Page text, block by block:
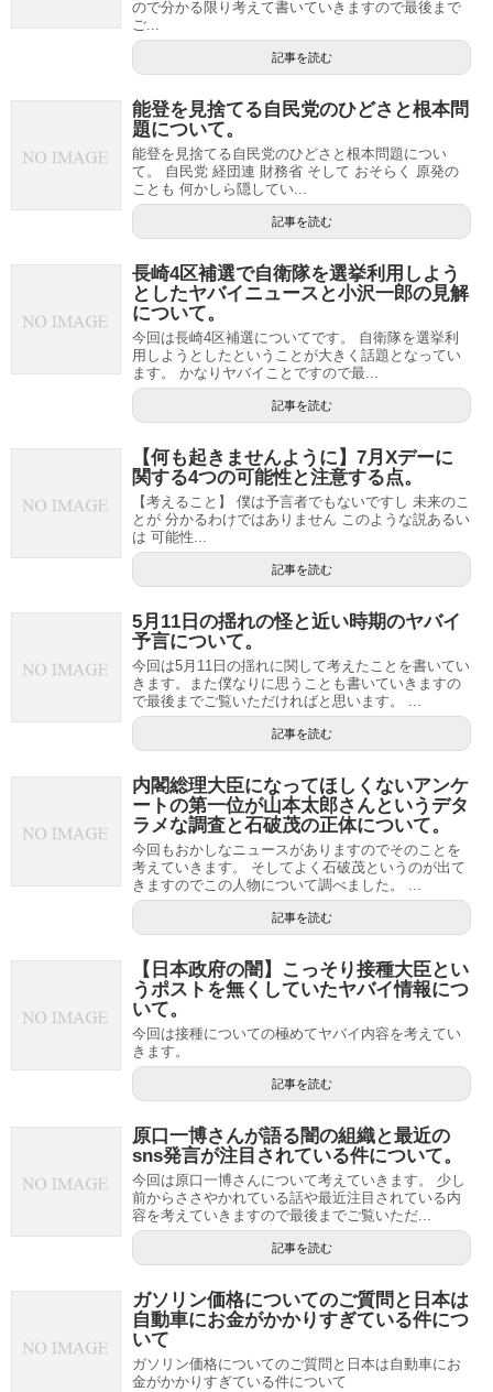
ので分かる限り考えて書いていきますので最後まで
ご...
記事を読む
能登を見捨てる自民党のひどさと根本問
題について。
能登を見捨てる自民党のひどさと根本問題につい
て。 自民党 経団連 財務省 そして おそらく 原発の
ことも 何かしら隠してい...
記事を読む
長崎4区補選で自衛隊を選挙利用しよう
としたヤバイニュースと小沢一郎の見解
について。
今回は長崎4区補選についてです。 自衛隊を選挙利
用しようとしたということが大きく話題となってい
ます。 かなりヤバイことですので最...
記事を読む
【何も起きませんように】7月Xデーに
関する4つの可能性と注意する点。
【考えること】 僕は予言者でもないですし 未来のこ
とが 分かるわけではありません このような説あるい
は 可能性...
記事を読む
5月11日の揺れの怪と近い時期のヤバイ
予言について。
今回は5月11日の揺れに関して考えたことを書いてい
きます。また僕なりに思うことも書いていきますの
で最後までご覧いただければと思います。 ...
記事を読む
内閣総理大臣になってほしくないアンケ
ートの第一位が山本太郎さんというデタ
ラメな調査と石破茂の正体について。
今回もおかしなニュースがありますのでそのことを
考えていきます。 そしてよく石破茂というのが出て
きますのでこの人物について調べました。 ...
記事を読む
【日本政府の闇】こっそり接種大臣とい
うポストを無くしていたヤバイ情報につ
いて。
今回は接種についての極めてヤバイ内容を考えてい
きます。
記事を読む
原口一博さんが語る闇の組織と最近の
sns発言が注目されている件について。
今回は原口一博さんについて考えていきます。 少し
前からささやかれている話や最近注目されている内
容を考えていきますので最後までご覧いただ...
記事を読む
ガソリン価格についてのご質問と日本は
自動車にお金がかかりすぎている件につ
いて
ガソリン価格についてのご質問と日本は自動車にお
金がかかりすぎている件について